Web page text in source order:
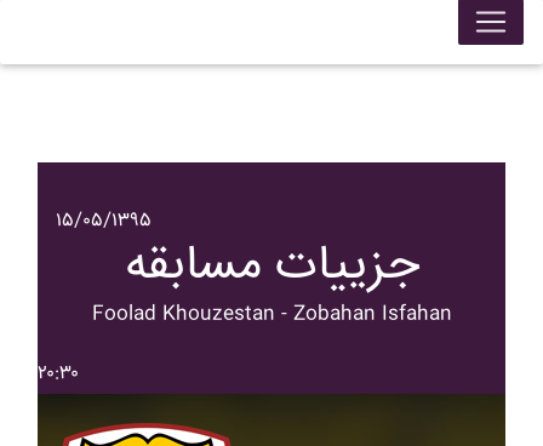
۱۵/۰۵/۱۳۹۵
جزییات مسابقه
Foolad Khouzestan - Zobahan Isfahan
۲۰:۳۰